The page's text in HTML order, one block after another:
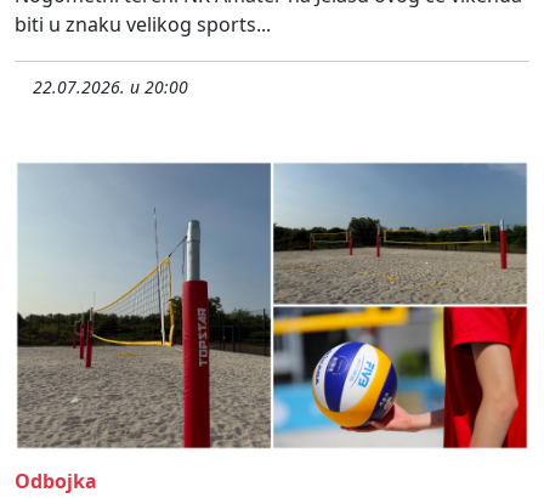
biti u znaku velikog sports...
22.07.2026. u 20:00
Odbojka